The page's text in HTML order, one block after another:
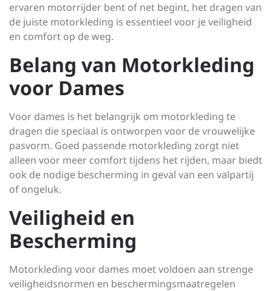
ervaren motorrijder bent of net begint, het dragen van
de juiste motorkleding is essentieel voor je veiligheid
en comfort op de weg.
Belang van Motorkleding
voor Dames
Voor dames is het belangrijk om motorkleding te
dragen die speciaal is ontworpen voor de vrouwelijke
pasvorm. Goed passende motorkleding zorgt niet
alleen voor meer comfort tijdens het rijden, maar biedt
ook de nodige bescherming in geval van een valpartij
of ongeluk.
Veiligheid en
Bescherming
Motorkleding voor dames moet voldoen aan strenge
veiligheidsnormen en beschermingsmaatregelen